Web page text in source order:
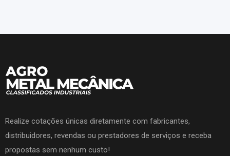
Realize cotações únicas diretamente com fabricantes,
distribuidores, revendas ou prestadores de serviços e receba
propostas sem nenhum custo!